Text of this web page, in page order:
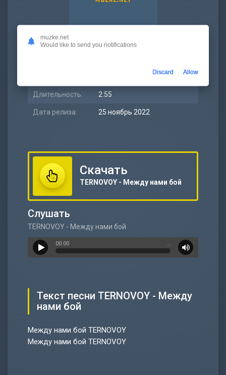
Длительность: 2:55
Дата релиза: 25 ноябрь 2022
Скачать
TERNOVOY - Между нами бой
Слушать
TERNOVOY - Между нами бой
00:00 …
Текст песни TERNOVOY - Между
нами бой
Между нами бой TERNOVOY
Между нами бой TERNOVOY
muzke.net
Would like to send you notifications
Discard Allow